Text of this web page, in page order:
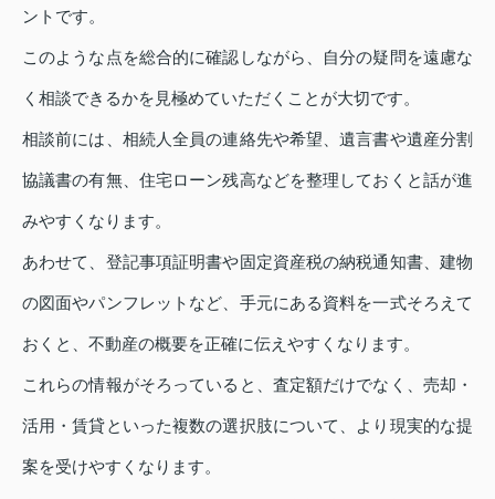
ントです。
このような点を総合的に確認しながら、自分の疑問を遠慮な
く相談できるかを見極めていただくことが大切です。
相談前には、相続人全員の連絡先や希望、遺言書や遺産分割
協議書の有無、住宅ローン残高などを整理しておくと話が進
みやすくなります。
あわせて、登記事項証明書や固定資産税の納税通知書、建物
の図面やパンフレットなど、手元にある資料を一式そろえて
おくと、不動産の概要を正確に伝えやすくなります。
これらの情報がそろっていると、査定額だけでなく、売却・
活用・賃貸といった複数の選択肢について、より現実的な提
案を受けやすくなります。